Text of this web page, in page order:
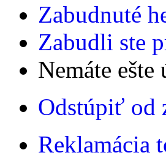
Zabudnuté
Zabudli ste
Nemáte ešte
Odstúpiť od
Reklamácia